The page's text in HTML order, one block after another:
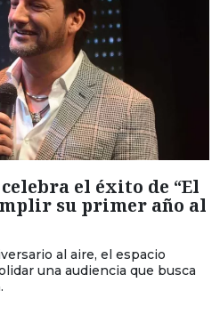
el éxito de “El
su primer año al
al aire, el espacio
una audiencia que busca